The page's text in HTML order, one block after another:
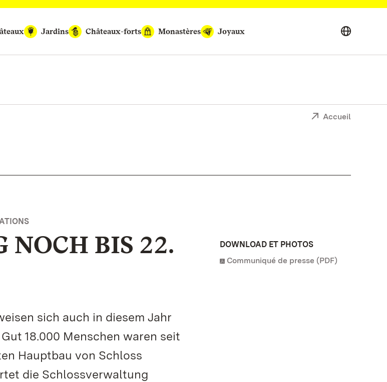
Jardins Châteaux-forts Monastères Joyaux
Accueil
NOCH BIS 22.
sich auch in diesem Jahr
18.000 Menschen waren seit
Hauptbau von Schloss
die Schlossverwaltung
DOWNLOAD ET PHOTOS
Communiqué de presse (PDF)